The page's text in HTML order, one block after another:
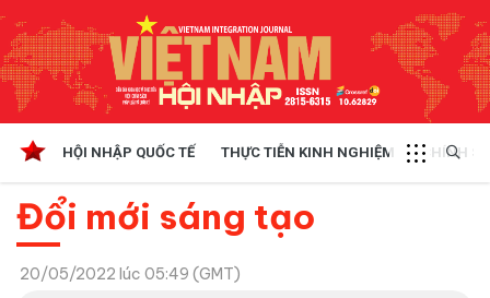
HỘI NHẬP QUỐC TẾ THỰC TIỄN KINH NGHIỆM CHÍNH
Đổi mới sáng tạo
20/05/2022 lúc 05:49 (GMT)